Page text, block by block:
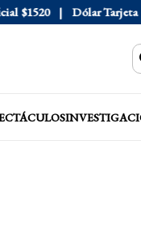
$1520 Dólar Tarjeta